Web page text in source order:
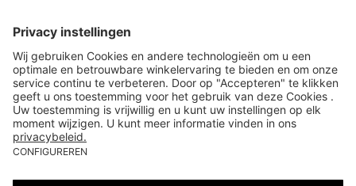
*De kortingsbon is tot en met 12-08-2026 meerdere keren
inwisselbaar op alle artikelen op de pagina
fashionette.nl/selected-styles. De voorwaarden zoals vastgelegd in
artikel 9 van de algemene voorwaarden zijn van toepassing.
Bepaalde merken en artikelen kunnen uitgesloten zijn.
Kredietwaardigheid nodig. Alle prijzen inclusief btw en zonder
verzendkosten. De personen die genoemd of gepresenteerd zijn,
hebben geen van de aangeboden producten op de site